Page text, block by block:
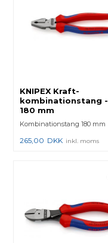
KNIPEX Kraft-
kombinationstang -
180 mm
Kombinationstang 180 mm
265,00 DKK inkl. moms